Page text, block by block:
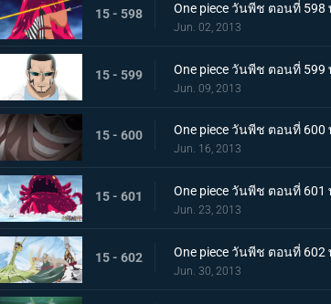
15 - 598 One piece วันพีช ตอนที่
Jun. 02, 2013
15 - 599 One piece วันพีช ตอนที่
Jun. 09, 2013
15 - 600 One piece วันพีช ตอนที่
Jun. 16, 2013
15 - 601 One piece วันพีช ตอนที่
Jun. 23, 2013
15 - 602 One piece วันพีช ตอนที่
Jun. 30, 2013